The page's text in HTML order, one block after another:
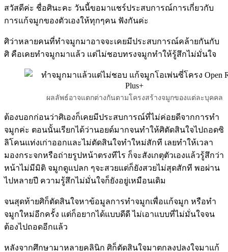
สวัสดีค่ะ ชื่อศินะคะ วันนี้ขอมาแชร์ประสบการณ์การเกี่ยวกับ
การแก้จมูกของตัวเองให้ทุกๆคน ฟังกันค่ะ
ศิว่าหลายคนที่ทำจมูกมาอาจจะเคยมีประสบการณ์คล้ายกันกับ
ศิ คือเคยทำจมูกมาแล้ว แต่ไม่ชอบทรงจมูกทำให้รู้สึกไม่มั่นใจ
ผลลัพธ์อาจแตกต่างกันตามโครงสร้างจมูกของแต่ละบุคคล
ต้องบอกก่อนว่าศิเองก็เคยมีประสบการณ์ที่ไม่ค่อยดีจากการทำ
จมูกค่ะ ตอนนั้นเรียกได้ว่านอยด์มากจนทำให้ศิตัดสินใจไปถอดซิ
ลิโคนแท่งเก่าออกและไม่ตัดสินใจทำใหม่สักที เลยทำให้เวลา
มองกระจกหรือถ่ายรูปหน้าตรงทีไร ก็จะสังเกตุตัวเองแล้วรู้สึกว่า
หน้าไม่มีมิติ จมูกดูแปลก ๆจะสวยแต่ก็ยังสวยไม่สุดสักที พอผ่าน
ไปหลายปี ความรู้สึกไม่มั่นใจก็ยังอยู่เหมือนเดิม
จนสุดท้ายศิก็ตัดสินใจหาข้อมูลการทำจมูกเพื่อแก้จมูก หรือทำ
จมูกใหม่อีกครั้ง แต่ก็อยากได้แบบดีดี ไม่เอาแบบที่ไม่มั่นใจจน
ต้องไปถอดอีกแล้ว
หลังจากศึกษามาหลายคลินิก ศิก็ตัดสินใจมาตกลงปลงใจมาแก้